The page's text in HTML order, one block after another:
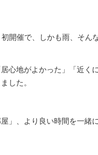
開催で、しかも雨、そん
心地がよかった」「近く
した。
」、より良い時間を一緒